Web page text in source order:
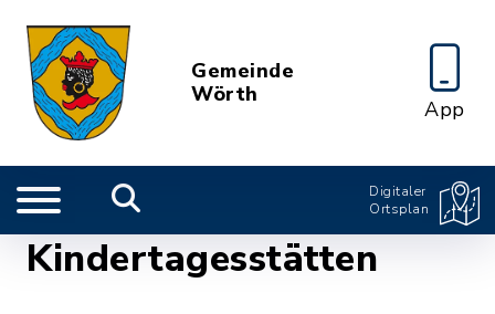
Gemeinde
Wörth
App
Digitaler
Ortsplan
Kindertagesstätten